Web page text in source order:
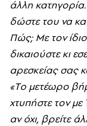
άλλη
δώστε του να
Πώς; Mε τον
δικαιούστε κι
αρεσκείας σας
«Tο μετέωρο
χτυπήστε τον
αν όχι, βρείτε